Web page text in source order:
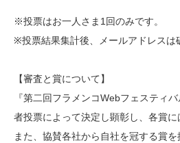
※投票はお一人さま1回のみです。
※投票結果集計後、メールアドレスは
【審査と賞について】
『第二回フラメンコWebフェスティ
者投票によって決定し顕彰し、各賞に
また、協賛各社から自社を冠する賞